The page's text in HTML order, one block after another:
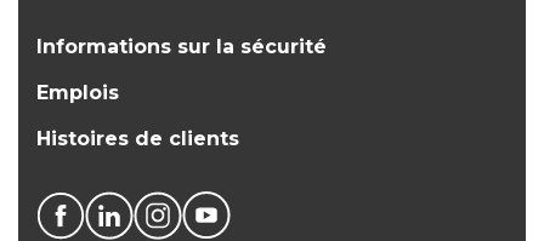
Informations sur la sécurité
Emplois
Histoires de clients